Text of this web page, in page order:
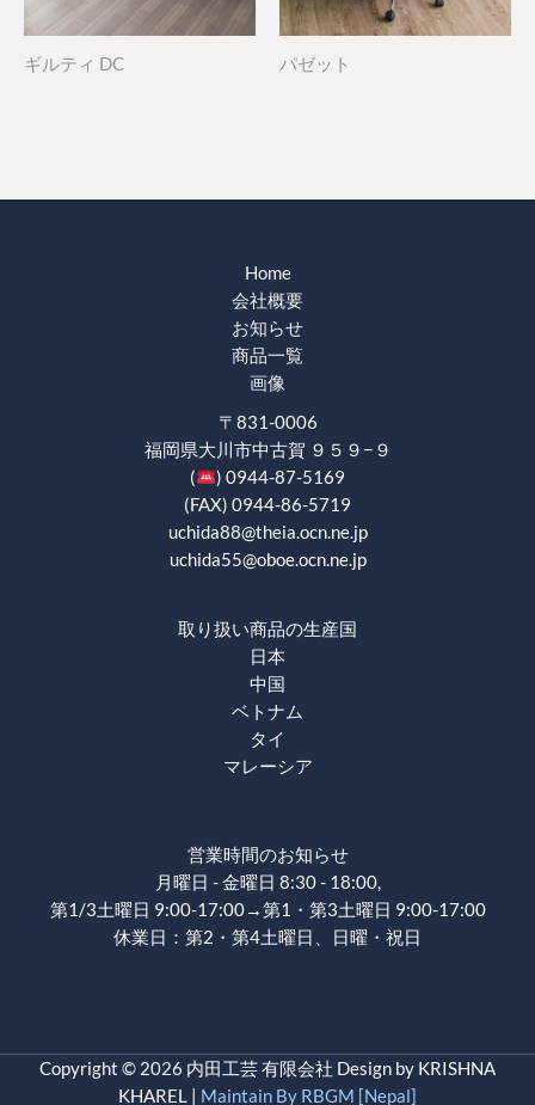
ギルティ DC パゼット
Home
会社概要
お知らせ
商品一覧
画像
〒831-0006
福岡県大川市中古賀 ９５９−９
(
) 0944-87-5169
(FAX) 0944-86-5719
uchida88@theia.ocn.ne.jp
uchida55@oboe.ocn.ne.jp
取り扱い商品の生産国
日本
中国
ベトナム
タイ
マレーシア
営業時間のお知らせ
月曜日 - 金曜日 8:30 - 18:00,
第1/3土曜日 9:00-17:00→第1・第3土曜日 9:00-17:00
休業日：第2・第4土曜日、日曜・祝日
Copyright © 2026 内田工芸 有限会社 Design by KRISHNA
KHAREL | Maintain By RBGM [Nepal]